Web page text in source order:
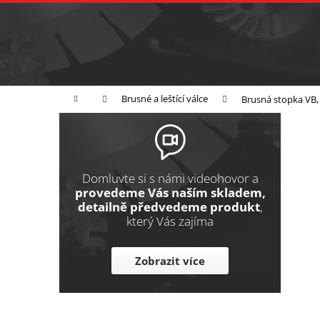
Přejít
Domů Brusné a leštící válce Brusná stopka
P
p
Domluvte si s námi videohovor a
provedeme Vás naším skladem,
detailně předvedeme produkt,
který Vás zajíma
Zobrazit více
K
k